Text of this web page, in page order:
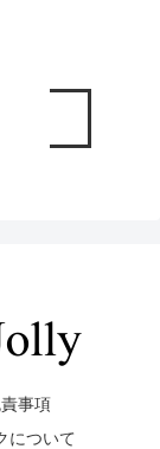
事項
について